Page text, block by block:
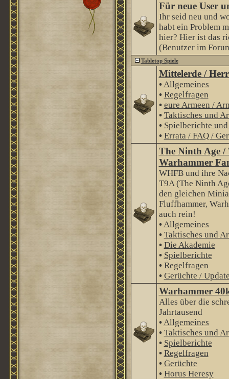
Für neue User
Ihr seid neu und
habt ein Problem
hier? Hier ist das
(Benutzer im
Tabletop Spiele
Mittelerde /
•Allgemeines
• Regelfragen
• eure Armeen /
• Taktisches und
• Spielberichte
• Errata / FAQ /
The Ninth Age
Warhammer
WHFB und ihre
T9A (The Ninth
den gleichen
Fluffhammer,
auch rein!
•Allgemeines
• Taktisches und
• Die Akademie
• Spielberichte
• Regelfragen
• Gerüchte /
Warhammer
Alles über die
Jahrtausend
•Allgemeines
• Taktisches und
• Spielberichte
• Regelfragen
• Gerüchte
• Horus Heresy